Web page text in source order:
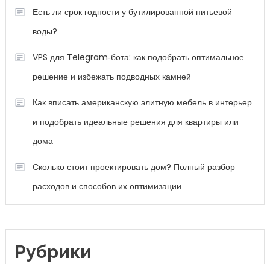
Есть ли срок годности у бутилированной питьевой
воды?
VPS для Telegram‑бота: как подобрать оптимальное
решение и избежать подводных камней
Как вписать американскую элитную мебель в интерьер
и подобрать идеальные решения для квартиры или
дома
Сколько стоит проектировать дом? Полный разбор
расходов и способов их оптимизации
Рубрики